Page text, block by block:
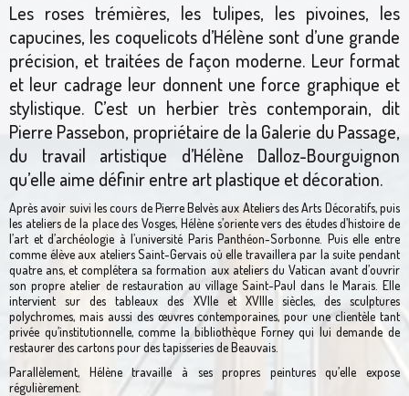
Les roses trémières, les tulipes, les pivoines, les
capucines, les coquelicots d’Hélène sont d’une grande
précision, et traitées de façon moderne. Leur format
et leur cadrage leur donnent une force graphique et
stylistique. C’est un herbier très contemporain, dit
Pierre Passebon, propriétaire de la Galerie du Passage,
du travail artistique d’Hélène Dalloz-Bourguignon
qu’elle aime définir entre art plastique et décoration.
Après avoir suivi les cours de Pierre Belvès aux Ateliers des Arts Décoratifs, puis
les ateliers de la place des Vosges, Hélène s’oriente vers des études d’histoire de
l’art et d’archéologie à l’université Paris Panthéon-Sorbonne. Puis elle entre
comme élève aux ateliers Saint-Gervais où elle travaillera par la suite pendant
quatre ans, et complétera sa formation aux ateliers du Vatican avant d’ouvrir
son propre atelier de restauration au village Saint-Paul dans le Marais. Elle
intervient sur des tableaux des XVIIe et XVIIIe siècles, des sculptures
polychromes, mais aussi des œuvres contemporaines, pour une clientèle tant
privée qu’institutionnelle, comme la bibliothèque Forney qui lui demande de
restaurer des cartons pour des tapisseries de Beauvais.
Parallèlement, Hélène travaille à ses propres peintures qu’elle expose
régulièrement.